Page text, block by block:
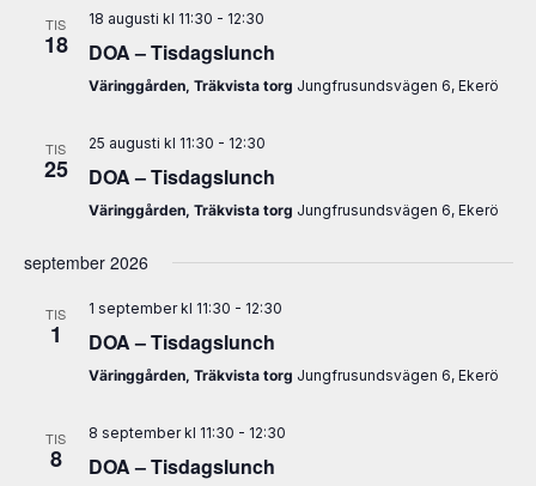
TIS
18
18 augusti kl 11:30 - 12:30
DOA – Tisdagslunch
Väringgården, Träkvista torg Jungfrusundsvägen 6, Ekerö
TIS
25
25 augusti kl 11:30 - 12:30
DOA – Tisdagslunch
Väringgården, Träkvista torg Jungfrusundsvägen 6, Ekerö
september 2026
TIS
1
1 september kl 11:30 - 12:30
DOA – Tisdagslunch
Väringgården, Träkvista torg Jungfrusundsvägen 6, Ekerö
TIS
8
8 september kl 11:30 - 12:30
DOA – Tisdagslunch